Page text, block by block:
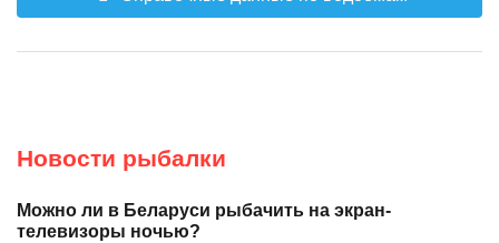
Новости рыбалки
Можно ли в Беларуси рыбачить на экран-
телевизоры ночью?